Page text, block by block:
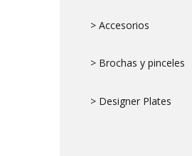
> Accesorios
> Brochas y pinceles
> Designer Plates